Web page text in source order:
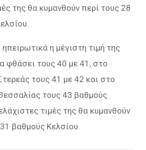
της θα κυμανθούν περί τους 28
η μέγιστη τιμή της
φθάσει τους 40 με 41, στο
τους 41 με 42 και στο
τους 43 βαθμούς
τιμές της θα κυμανθούν
βαθμούς Κελσίου.